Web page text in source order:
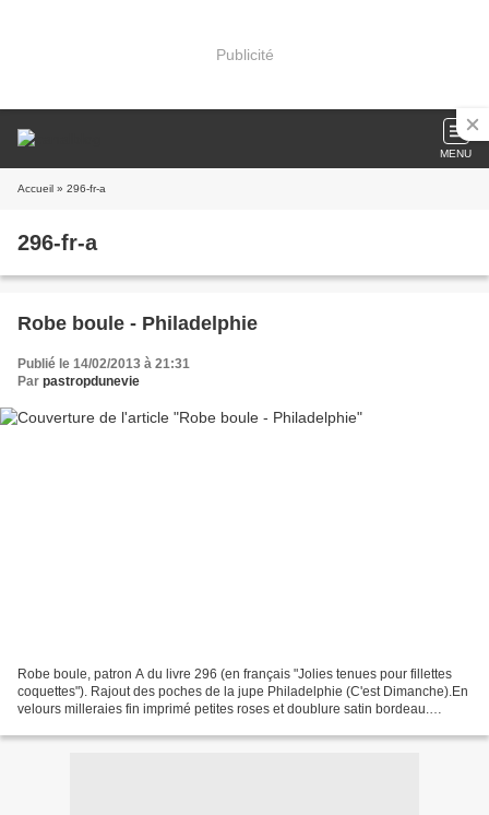
Publicité
MENU
Accueil » 296-fr-a
296-fr-a
Robe boule - Philadelphie
Publié le 14/02/2013 à 21:31
Par pastropdunevie
Robe boule, patron A du livre 296 (en français "Jolies tenues pour fillettes
coquettes"). Rajout des poches de la jupe Philadelphie (C'est Dimanche).En
velours milleraies fin imprimé petites roses et doublure satin bordeau.